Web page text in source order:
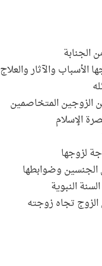
الجنابة
الأسباب والآثار والعلاج
الزوجين المتخاصمين
الإسلام
لزوجها
الجنسين وضوابطها
النبوية